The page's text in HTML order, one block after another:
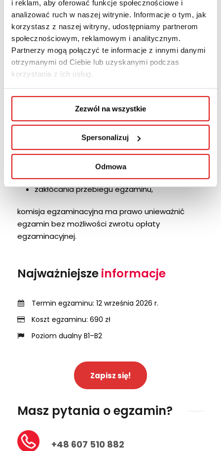
i reklam, aby oferować funkcje społecznościowe i
analizować ruch w naszej witrynie. Informacje o tym, jak
korzystasz z naszej witryny, udostępniamy partnerom
społecznościowym, reklamowym i analitycznym.
Partnerzy mogą połączyć te informacje z innymi danymi
otrzymanymi od Ciebie lub uzyskanymi podczas
korzystania z ich usług.
Zezwól na wszystkie
Spersonalizuj
Odmowa
telefonów komórkowych,
smartwatchy,
urządzeń elektronicznych,
słowników,
notatek ani innych materiałów pomocniczych.
wyłączone i pozostawione w miejscu wskazanym
przez komisję egzaminacyjną.
W przypadku:
niesamodzielnej pracy,
korzystania z niedozwolonych materiałów,
komunikowania się z innymi zdającymi,
zakłócania przebiegu egzaminu,
komisja egzaminacyjna ma prawo unieważnić
egzamin bez możliwości zwrotu opłaty
egzaminacyjnej.
Najważniejszeinformacje
Termin egzaminu: 12 września 2026 r.
Koszt egzaminu: 690 zł
Poziom dualny B1–B2
Zapisz się!
Masz pytania o egzamin?
+48 607 510 882